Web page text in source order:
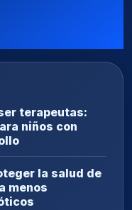
terapeutas:
niños con
la salud de
menos